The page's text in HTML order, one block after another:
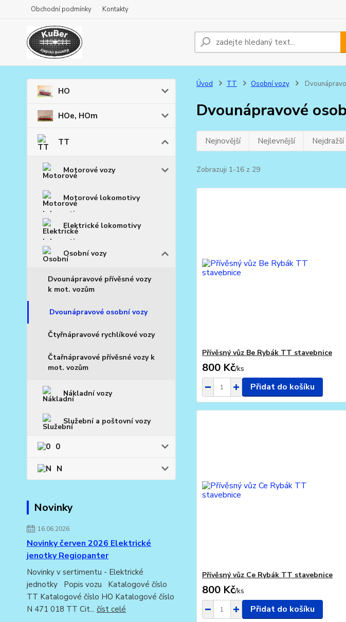
Obchodní podmínky Kontakty
HO
HOe, HOm
TT
Motorové vozy
Motorové lokomotivy
Elektrické lokomotivy
Osobní vozy
Dvounápravové přívěsné vozy
k mot. vozům
Dvounápravové osobní vozy
Čtyřnápravové rychlíkové vozy
Čtařnápravové přívěsné vozy k
mot. vozům
Nákladní vozy
Služební a poštovní vozy
0
N
Novinky
16.06.2026
Novinky červen 2026 Elektrické
jenotky Regiopanter
Novinky v sertimentu - Elektrické
jednotky Popis vozu Katalogové číslo
TT Katalogové číslo HO Katalogové číslo
N 471 018 TT Cit... číst celé
Úvod TT Osobní vozy
Dvounápravové
Nejnovější Nejlevnější Nejdražší
Zobrazuji 1-16 z 29
Přívěsný vůz Be Rybák TT stavebnice
800 Kč/ks
Přidat do košíku
Přívěsný vůz Ce Rybák TT stavebnice
800 Kč/ks
Přidat do košíku